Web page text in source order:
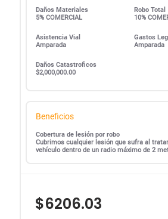
Daños Materiales
5% COMERCIAL
Robo Total
10%
Asistencia Vial
Amparada
Gastos
Amparada
Daños Catastroficos
$2,000,000.00
Beneficios
Cobertura de lesión por robo
Cubrimos cualquier lesión que sufra al
vehículo dentro de un radio máximo de 2
$6206.03